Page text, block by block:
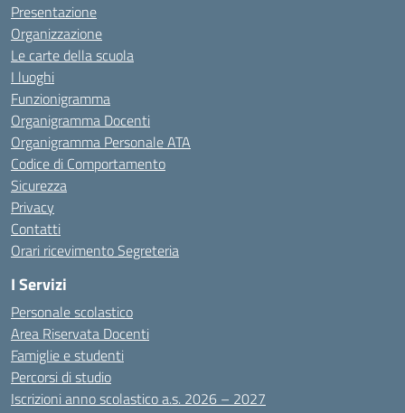
Presentazione
Organizzazione
Le carte della scuola
I luoghi
Funzionigramma
Organigramma Docenti
Organigramma Personale ATA
Codice di Comportamento
Sicurezza
Privacy
Contatti
Orari ricevimento Segreteria
I Servizi
Personale scolastico
Area Riservata Docenti
Famiglie e studenti
Percorsi di studio
Iscrizioni anno scolastico a.s. 2026 – 2027